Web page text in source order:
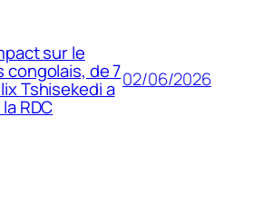
sur le
congolais, de 7
Tshisekedi a
RDC
02/06/2026